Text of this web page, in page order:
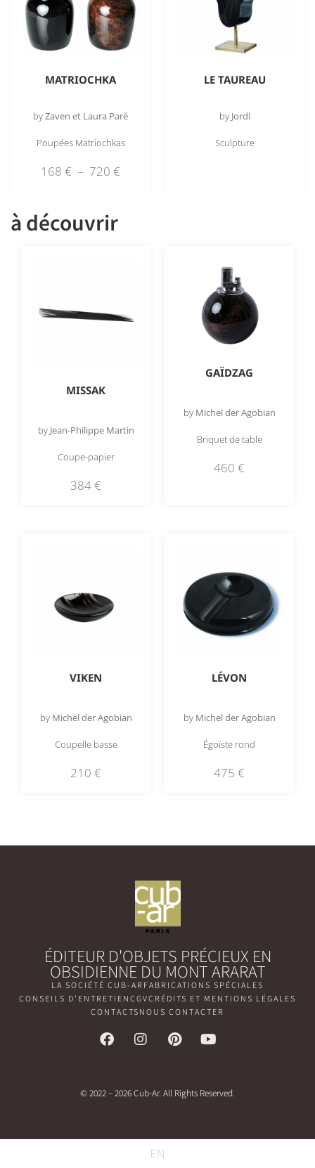
MATRIOCHKA
byZaven et Laura Paré
Poupées Matriochkas
168 € – 720 €
LE TAUREAU
by Jordi
Sculpture
à découvrir
MISSAK
by Jean-Philippe Martin
Coupe-papier
384€
GAÏDZAG
by Michel der Agobian
Briquet de table
460 €
VIKEN
by Michel der Agobian
Coupelle basse
210 €
LÉVON
by Michel der Agobian
Égoïste rond
475 €
ÉDITEUR D'OBJETS PRÉCIEUX EN
OBSIDIENNE DU MONT ARARAT
LA SOCIÉTÉ CUB-ARFABRICATIONS SPÉCIALES
CONSEILS D'ENTRETIENCGVCRÉDITS ET MENTIONS LÉGALES
CONTACTSNOUS CONTACTER
© 2022 – 2026 Cub-Ar. All Rights Reserved.